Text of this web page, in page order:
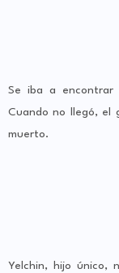
Se iba a encontrar
Cuando no llegó, el
muerto.
Yelchin, hijo único,